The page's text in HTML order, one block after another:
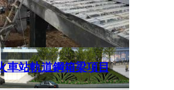
車站軌道鋼箱梁項目